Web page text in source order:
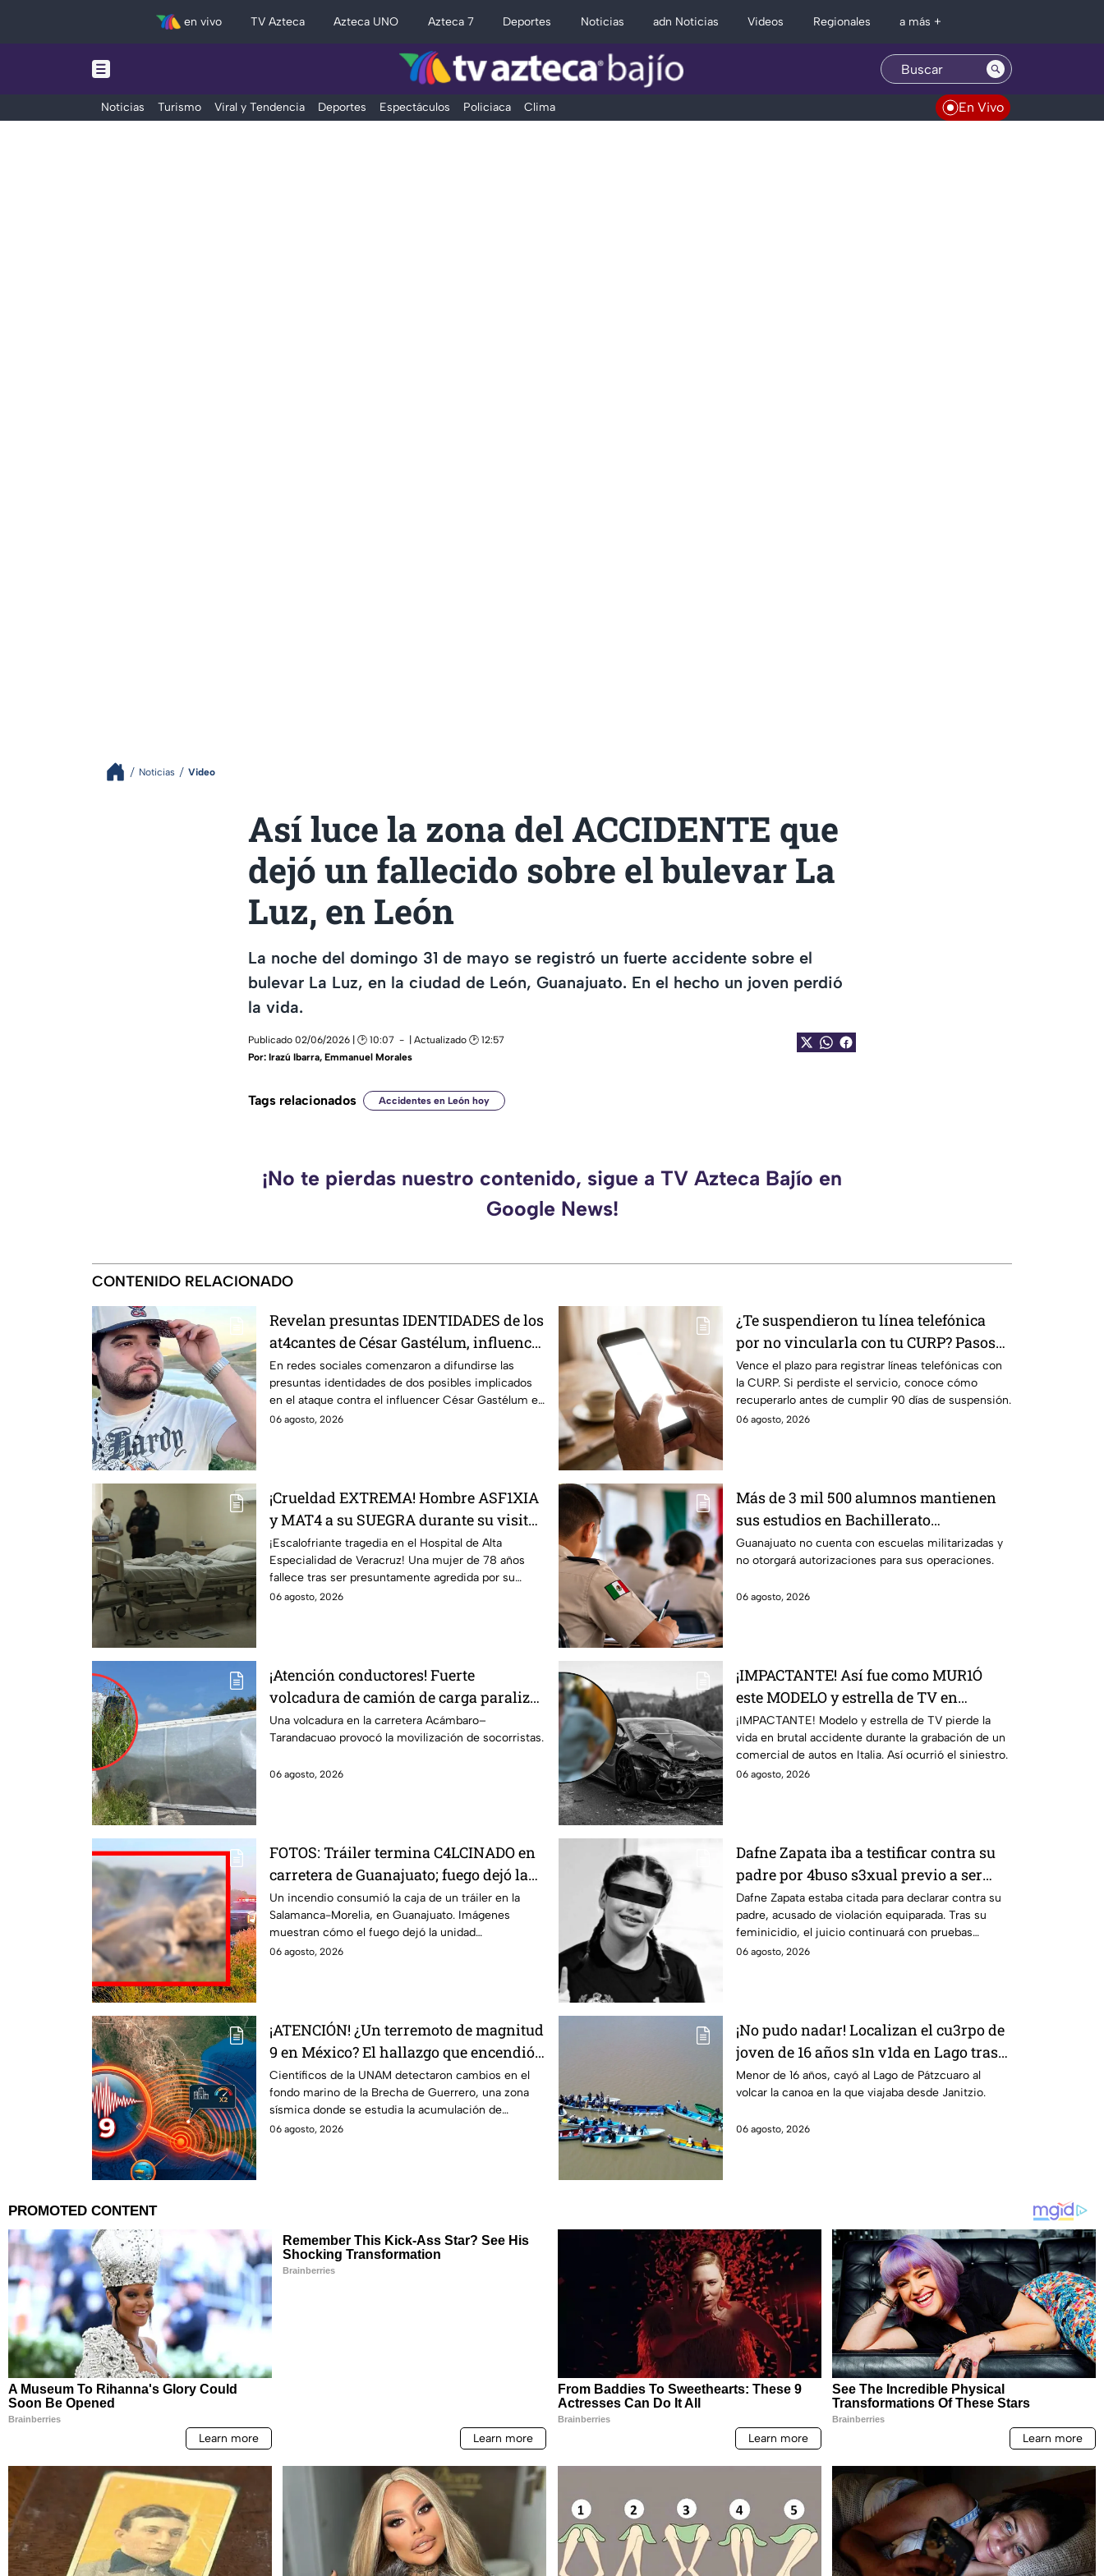
en vivo TV Azteca Azteca UNO Azteca 7 Deportes Noticias adn Noticias Videos Regionales a más +
Noticias Turismo Viral y Tendencia Deportes Espectáculos Policiaca Clima En Vivo
Noticias Video
Así luce la zona del ACCIDENTE que
dejó un fallecido sobre el bulevar La
Luz, en León
La noche del domingo 31 de mayo se registró un fuerte accidente sobre el
bulevar La Luz, en la ciudad de León, Guanajuato. En el hecho un joven perdió
la vida.
Publicado 02/06/2026 | 🕑 10:07
| Actualizado 🕑 12:57
Por: Irazú Ibarra, Emmanuel Morales
Tags relacionados Accidentes en León hoy
¡No te pierdas nuestro contenido, sigue a TV Azteca Bajío en
Google News!
CONTENIDO RELACIONADO
Revelan presuntas IDENTIDADES de los
at4cantes de César Gastélum, influencer
as3sinado durante transmisión EN
VIVO
En redes sociales comenzaron a difundirse las
presuntas identidades de dos posibles implicados
en el ataque contra el influencer César Gastélum en
Culiacán.
06 agosto, 2026
¿Te suspendieron tu línea telefónica
por no vincularla con tu CURP? Pasos
para recuperarla
Vence el plazo para registrar líneas telefónicas con
la CURP. Si perdiste el servicio, conoce cómo
recuperarlo antes de cumplir 90 días de suspensión.
06 agosto, 2026
¡Crueldad EXTREMA! Hombre ASF1XIA
y MAT4 a su SUEGRA durante su visita
en este hospital en México; así ocurrió
¡Escalofriante tragedia en el Hospital de Alta
Especialidad de Veracruz! Una mujer de 78 años
fallece tras ser presuntamente agredida por su
propio yerno.
06 agosto, 2026
Más de 3 mil 500 alumnos mantienen
sus estudios en Bachillerato
Militarizado en Guanajuato
Guanajuato no cuenta con escuelas militarizadas y
no otorgará autorizaciones para sus operaciones.
06 agosto, 2026
¡Atención conductores! Fuerte
volcadura de camión de carga paraliza
el tráfico en carretera de Guanajuato
Una volcadura en la carretera Acámbaro–
Tarandacuao provocó la movilización de socorristas.
06 agosto, 2026
¡IMPACTANTE! Así fue como MUR1Ó
este MODELO y estrella de TV en
BRUTAL ACCIDENTE en la grabación de
un comercial
¡IMPACTANTE! Modelo y estrella de TV pierde la
vida en brutal accidente durante la grabación de un
comercial de autos en Italia. Así ocurrió el siniestro.
06 agosto, 2026
FOTOS: Tráiler termina C4LCINADO en
carretera de Guanajuato; fuego dejó la
caja seca en pérdida total
Un incendio consumió la caja de un tráiler en la
Salamanca-Morelia, en Guanajuato. Imágenes
muestran cómo el fuego dejó la unidad
completamente calcinada.
06 agosto, 2026
Dafne Zapata iba a testificar contra su
padre por 4buso s3xual previo a ser
víctim4 de f3minicidio
Dafne Zapata estaba citada para declarar contra su
padre, acusado de violación equiparada. Tras su
feminicidio, el juicio continuará con pruebas
previas.
06 agosto, 2026
¡ATENCIÓN! ¿Un terremoto de magnitud
9 en México? El hallazgo que encendió
la ALERTA sobre la Brecha de Guerrero
Científicos de la UNAM detectaron cambios en el
fondo marino de la Brecha de Guerrero, una zona
sísmica donde se estudia la acumulación de
energía.
06 agosto, 2026
¡No pudo nadar! Localizan el cu3rpo de
joven de 16 años s1n v1da en Lago tras
accidente en su canoa
Menor de 16 años, cayó al Lago de Pátzcuaro al
volcar la canoa en la que viajaba desde Janitzio.
06 agosto, 2026